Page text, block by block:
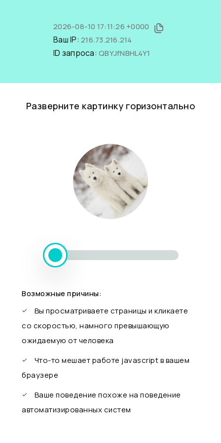
2026-08-10 17:11:26 +0000
Ваш IP: 216.73.216.214
ID запроса: QBYJfNBHL4Y1
Разверните картинку горизонтально
Возможные причины:
Вы просматриваете страницы и кликаете
со скоростью, намного превышающую
ожидаемую от человека
Что-то мешает работе javascript в вашем
браузере
Ваше поведение похоже на поведение
автоматизированных систем